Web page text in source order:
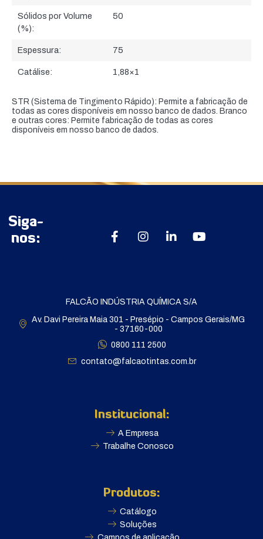
Sólidos por Volume
(%):
50
Espessura: 75
Catálise: 1,88×1
STR (Sistema de Tingimento Rápido): Permite a fabricação de
todas as cores disponíveis em nosso banco de dados. Branco
e outras cores: Permite fabricação de todas as cores
disponíveis em nosso banco de dados.
Siga-
nos:
FALCÃO INDÚSTRIA QUÍMICA S/A
Av. Davi Pereira Maia 301 - Presépio - Campos Gerais/MG
- 37160-000
0800 111 2500
contato@falcaotintas.com.br
Institucional:
A Empresa
Trabalhe Conosco
Produtos:
Catálogo
Soluções